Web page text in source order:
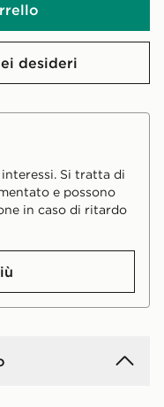
desideri
Si tratta di
e possono
in caso di ritardo